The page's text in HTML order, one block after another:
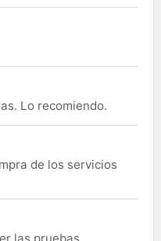
Lo recomiendo.
de los servicios